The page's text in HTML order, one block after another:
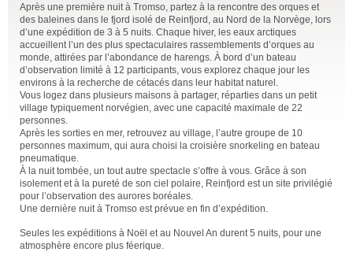
Après une première nuit à Tromso, partez à la rencontre des orques et
des baleines dans le fjord isolé de Reinfjord, au Nord de la Norvège, lors
d’une expédition de 3 à 5 nuits. Chaque hiver, les eaux arctiques
accueillent l’un des plus spectaculaires rassemblements d’orques au
monde, attirées par l’abondance de harengs. À bord d’un bateau
d’observation limité à 12 participants, vous explorez chaque jour les
environs à la recherche de cétacés dans leur habitat naturel.
Vous logez dans plusieurs maisons à partager, réparties dans un petit
village typiquement norvégien, avec une capacité maximale de 22
personnes.
Après les sorties en mer, retrouvez au village, l’autre groupe de 10
personnes maximum, qui aura choisi la croisière snorkeling en bateau
pneumatique.
À la nuit tombée, un tout autre spectacle s’offre à vous. Grâce à son
isolement et à la pureté de son ciel polaire, Reinfjord est un site privilégié
pour l’observation des aurores boréales.
Une dernière nuit à Tromso est prévue en fin d’expédition.
Seules les expéditions à Noël et au Nouvel An durent 5 nuits, pour une
atmosphère encore plus féerique.